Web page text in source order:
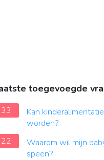
toegevoegde
33
Kan
worden?
22
Waarom wil mijn
speen?